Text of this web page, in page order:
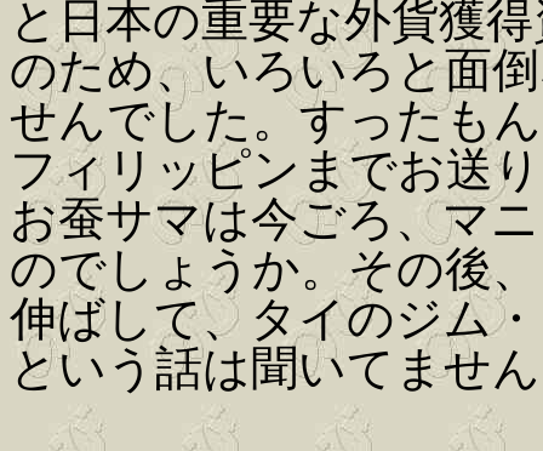
と日本の重要な外貨獲
のため、いろいろと面
せんでした。すったも
フィリッピンまでお送
お蚕サマは今ごろ、マ
のでしょうか。その後
伸ばして、タイのジム
という話は聞いてませ